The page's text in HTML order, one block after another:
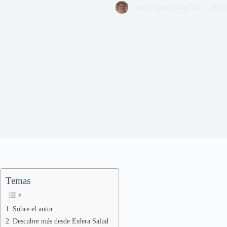
Temas
Sobre el autor
Descubre más desde Esfera Salud